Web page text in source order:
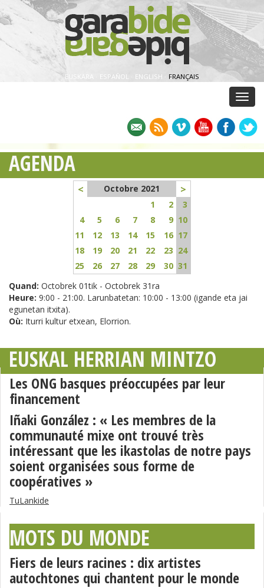
EUSKARA ESPAÑOL · ENGLISH · FRANÇAIS
AGENDA
< Octobre 2021 >
1 2
3
4
5 6 7 8 9 10
11
12 13 14 15 16 17
18
19 20 21 22 23 24
25
26 27 28 29 30 31
Quand: Octobrek 01tik - Octobrek 31ra
Heure: 9:00 - 21:00. Larunbatetan: 10:00 - 13:00 (igande eta jai
egunetan itxita).
Où: Iturri kultur etxean, Elorrion.
EUSKAL HERRIAN MINTZO
Les ONG basques préoccupées par leur
financement
Iñaki González : « Les membres de la
communauté mixe ont trouvé très
intéressant que les ikastolas de notre pays
soient organisées sous forme de
coopératives »
TuLankide
MOTS DU MONDE
Fiers de leurs racines : dix artistes
autochtones qui chantent pour le monde